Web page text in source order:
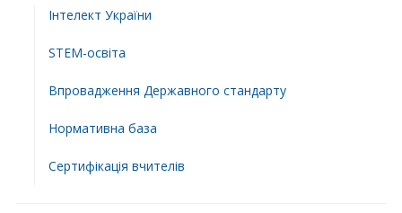
Інтелект України
STEM-освіта
Впровадження Державного стандарту
Нормативна база
Сертифікація вчителів